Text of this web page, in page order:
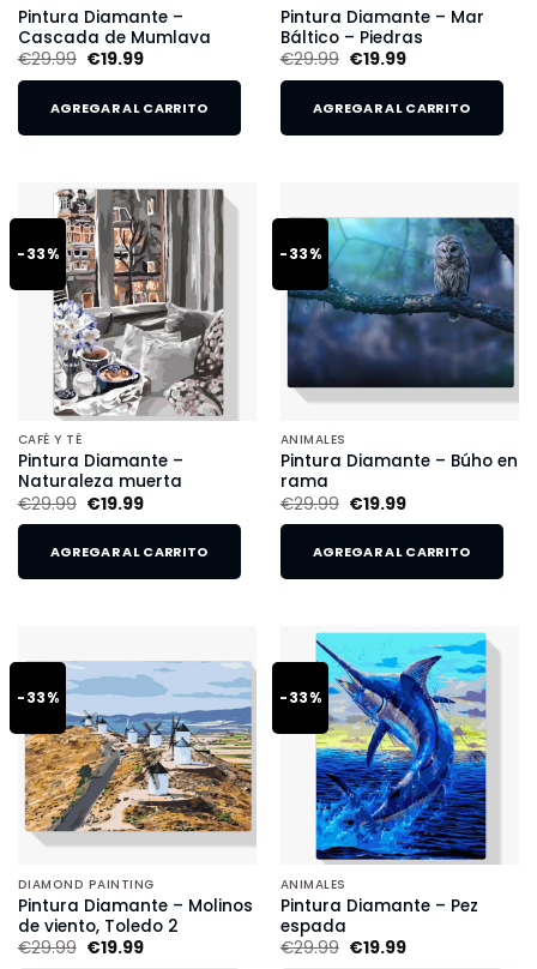
Pintura Diamante –
Cascada de Mumlava
€29.99 €19.99
AGREGAR AL CARRITO
Pintura Diamante – Mar
Báltico – Piedras
€29.99 €19.99
AGREGAR AL CARRITO
-33%
CAFÉ Y TÉ
Pintura Diamante –
Naturaleza muerta
€29.99 €19.99
AGREGAR AL CARRITO
-33%
ANIMALES
Pintura Diamante – Búho en
rama
€29.99 €19.99
AGREGAR AL CARRITO
-33%
DIAMOND PAINTING
Pintura Diamante – Molinos
de viento, Toledo 2
€29.99 €19.99
-33%
ANIMALES
Pintura Diamante – Pez
espada
€29.99 €19.99